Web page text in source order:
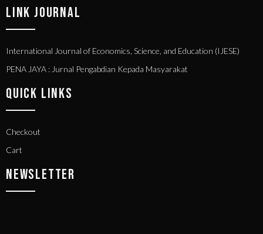
LINK JOURNAL
International Journal of Economics, Science, and Education (IJESE)
PENA JAYA : Jurnal Pengabdian Kepada Masyarakat
QUICK LINKS
Checkout
Cart
NEWSLETTER